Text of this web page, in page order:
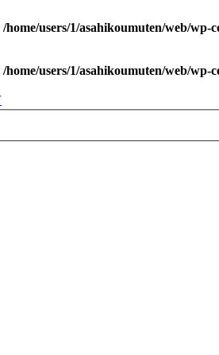
/home/users/1/asahikoumuten/web/
/home/users/1/asahikoumuten/web/